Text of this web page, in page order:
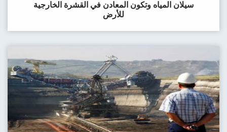
سيلان المياه وتكون المعادن في القشرة الخارجية
للأرض